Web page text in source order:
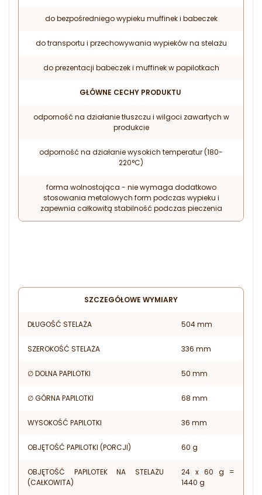
do bezpośredniego wypieku muffinek i babeczek
do transportu i przechowywania wypieków na stelażu
do prezentacji babeczek i muffinek w papilotkach
GŁÓWNE CECHY PRODUKTU
odporność na działanie tłuszczu i wilgoci zawartych w
produkcie
odporność na działanie wysokich temperatur (180-
220°C)
forma wolnostojąca - nie wymaga dodatkowo
stosowania metalowych form podczas wypieku i
zapewnia całkowitą stabilność podczas pieczenia
SZCZEGÓŁOWE WYMIARY
DŁUGOŚĆ STELAŻA 504 mm
SZEROKOŚĆ STELAŻA 336 mm
∅ DOLNA PAPILOTKI 50 mm
∅ GÓRNA PAPILOTKI 68 mm
WYSOKOŚĆ PAPILOTKI 36 mm
OBJĘTOŚĆ PAPILOTKI (PORCJI) 60 g
OBJĘTOŚĆ PAPILOTEK NA STELAŻU
(CAŁKOWITA)
24 x 60 g =
1440 g